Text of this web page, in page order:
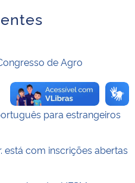
de Agro
para estrangeiros
está com inscrições abertas